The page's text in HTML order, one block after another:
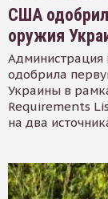
США
оружия
одобрила
Украины в
Requirements
на два